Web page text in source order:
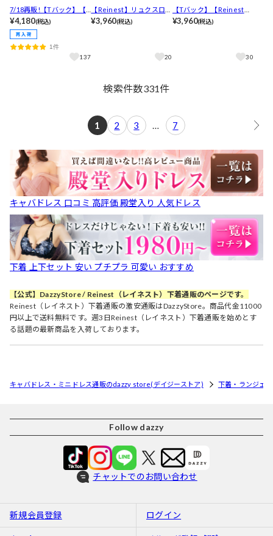
7/18再販!【Tバック】【R
einest】リュクスカット
レースアップブラジャー&
バック透けTバックショー
ツ[推し]
¥4,180(税込)
1件
137
【Reinest】リュクスロー
ズエンブロイダリーブラ
¥3,960(税込)
20
【Tバック】【Reinest】
リュクスローズエンブロ
¥3,960(税込)
30
検索件数331件
1 2 3 … 7
キャバドレス 口コミ 高評価 殿堂入り 人気ドレス
下着 上下セット 安い プチプラ 可愛い おすすめ
【公式】DazzyStore / Reinest（レイネスト）下着通販のページです。
Reinest（レイネスト）下着通販の激安通販はDazzyStore。商品代金11000
円以上で送料無料です。週3日Reinest（レイネスト）下着通販を始めとす
る話題の最新商品を入荷しております。
キャバドレス・ミニドレス通販のdazzy store(デイジーストア) 下着・ランジェ
Follow dazzy
チャットでのお問い合わせ
新規会員登録 ログイン